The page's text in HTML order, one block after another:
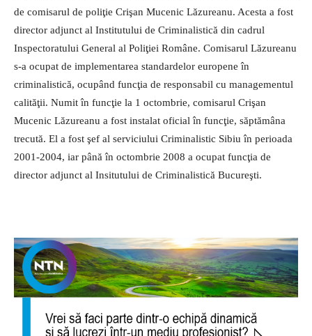
de comisarul de poliţie Crişan Mucenic Lăzureanu. Acesta a fost
director adjunct al Institutului de Criminalistică din cadrul
Inspectoratului General al Poliţiei Române. Comisarul Lăzureanu
s-a ocupat de implementarea standardelor europene în
criminalistică, ocupând funcţia de responsabil cu managementul
calităţii. Numit în funcţie la 1 octombrie, comisarul Crişan
Mucenic Lăzureanu a fost instalat oficial în funcţie, săptămâna
trecută. El a fost şef al serviciului Criminalistic Sibiu în perioada
2001-2004, iar până în octombrie 2008 a ocupat funcţia de
director adjunct al Insitutului de Criminalistică Bucureşti.